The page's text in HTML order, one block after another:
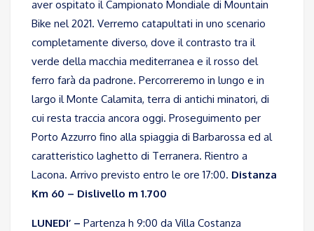
aver ospitato il Campionato Mondiale di Mountain
Bike nel 2021. Verremo catapultati in uno scenario
completamente diverso, dove il contrasto tra il
verde della macchia mediterranea e il rosso del
ferro farà da padrone. Percorreremo in lungo e in
largo il Monte Calamita, terra di antichi minatori, di
cui resta traccia ancora oggi. Proseguimento per
Porto Azzurro fino alla spiaggia di Barbarossa ed al
caratteristico laghetto di Terranera. Rientro a
Lacona. Arrivo previsto entro le ore 17:00. Distanza
Km 60 – Dislivello m 1.700
LUNEDI’ – Partenza h 9:00 da Villa Costanza